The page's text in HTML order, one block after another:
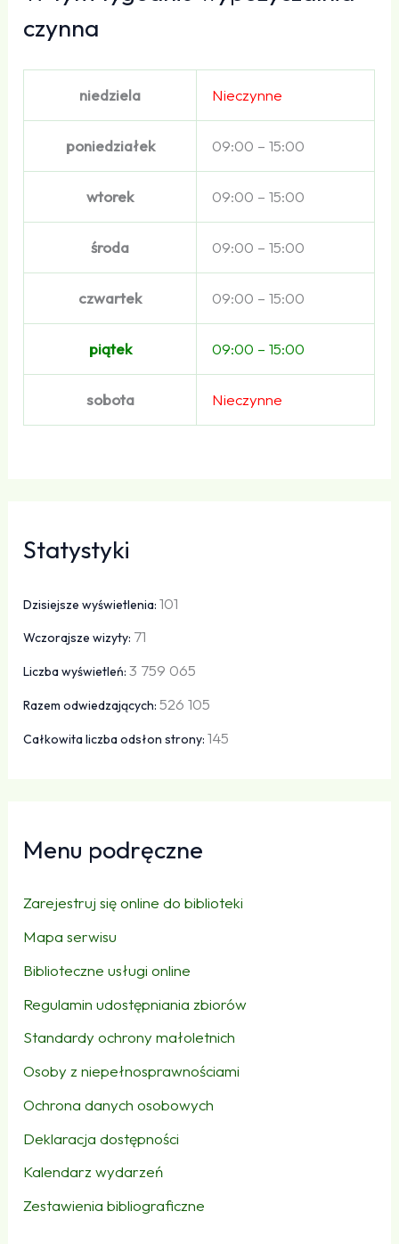
czynna
niedziela Nieczynne
poniedziałek 09:00 – 15:00
wtorek 09:00 – 15:00
środa 09:00 – 15:00
czwartek 09:00 – 15:00
piątek 09:00 – 15:00
sobota Nieczynne
Statystyki
Dzisiejsze wyświetlenia:101
Wczorajsze wizyty: 71
Liczba wyświetleń:3 759 065
Razem odwiedzających:526 105
Całkowita liczba odsłon strony:145
Menu podręczne
Zarejestruj się online do biblioteki
Mapa serwisu
Biblioteczne usługi online
Regulamin udostępniania zbiorów
Standardy ochrony małoletnich
Osoby z niepełnosprawnościami
Ochrona danych osobowych
Deklaracja dostępności
Kalendarz wydarzeń
Zestawienia bibliograficzne